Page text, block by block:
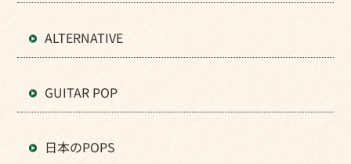
ALTERNATIVE
GUITAR POP
日本のPOPS